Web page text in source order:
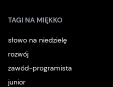
TAGI NA MIĘKKO
słowo na niedzielę
rozwój
zawód-programista
junior